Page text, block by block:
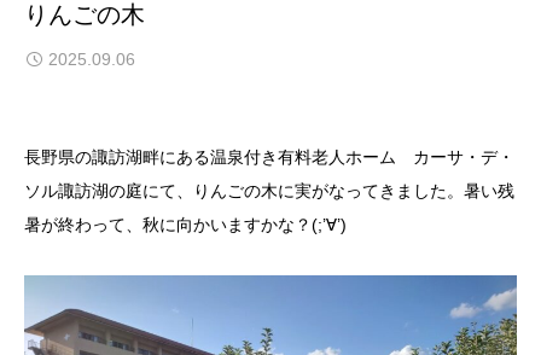
りんごの木
2025.09.06
長野県の諏訪湖畔にある温泉付き有料老人ホーム カーサ・デ・
ソル諏訪湖の庭にて、りんごの木に実がなってきました。暑い残
暑が終わって、秋に向かいますかな？(;’∀’)